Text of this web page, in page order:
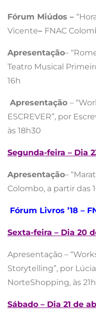
Fórum Miúdos –
Vicente– FNAC
Apresentação–
Teatro Musical
16h
Apresentação –
ESCREVER”, por
às 18h30
Segunda-feira – Dia
Apresentação–
Colombo, a partir das
Fórum Livros ’18 –
Sexta-feira – Dia 20
Apresentação –
Storytelling”, por
NorteShopping, às
Sábado – Dia 21 de